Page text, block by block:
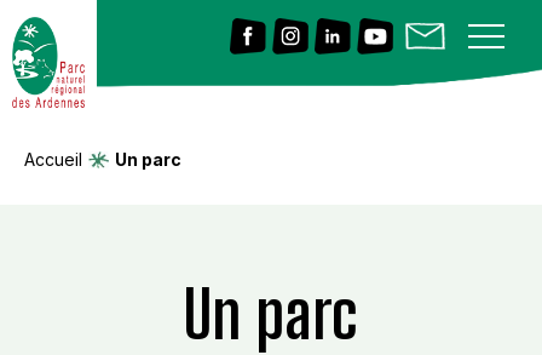
Accueil Un parc
Un parc